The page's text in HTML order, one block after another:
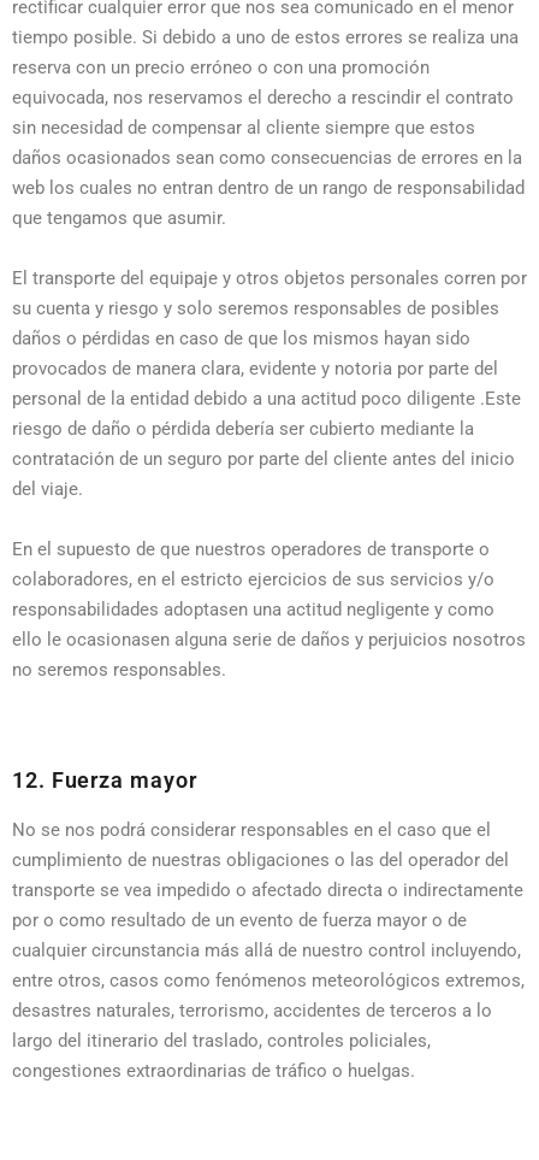
rectificar cualquier error que nos sea comunicado en el menor
tiempo posible. Si debido a uno de estos errores se realiza una
reserva con un precio erróneo o con una promoción
equivocada, nos reservamos el derecho a rescindir el contrato
sin necesidad de compensar al cliente siempre que estos
daños ocasionados sean como consecuencias de errores en la
web los cuales no entran dentro de un rango de responsabilidad
que tengamos que asumir.
El transporte del equipaje y otros objetos personales corren por
su cuenta y riesgo y solo seremos responsables de posibles
daños o pérdidas en caso de que los mismos hayan sido
provocados de manera clara, evidente y notoria por parte del
personal de la entidad debido a una actitud poco diligente .Este
riesgo de daño o pérdida debería ser cubierto mediante la
contratación de un seguro por parte del cliente antes del inicio
del viaje.
En el supuesto de que nuestros operadores de transporte o
colaboradores, en el estricto ejercicios de sus servicios y/o
responsabilidades adoptasen una actitud negligente y como
ello le ocasionasen alguna serie de daños y perjuicios nosotros
no seremos responsables.
12. Fuerza mayor
No se nos podrá considerar responsables en el caso que el
cumplimiento de nuestras obligaciones o las del operador del
transporte se vea impedido o afectado directa o indirectamente
por o como resultado de un evento de fuerza mayor o de
cualquier circunstancia más allá de nuestro control incluyendo,
entre otros, casos como fenómenos meteorológicos extremos,
desastres naturales, terrorismo, accidentes de terceros a lo
largo del itinerario del traslado, controles policiales,
congestiones extraordinarias de tráfico o huelgas.